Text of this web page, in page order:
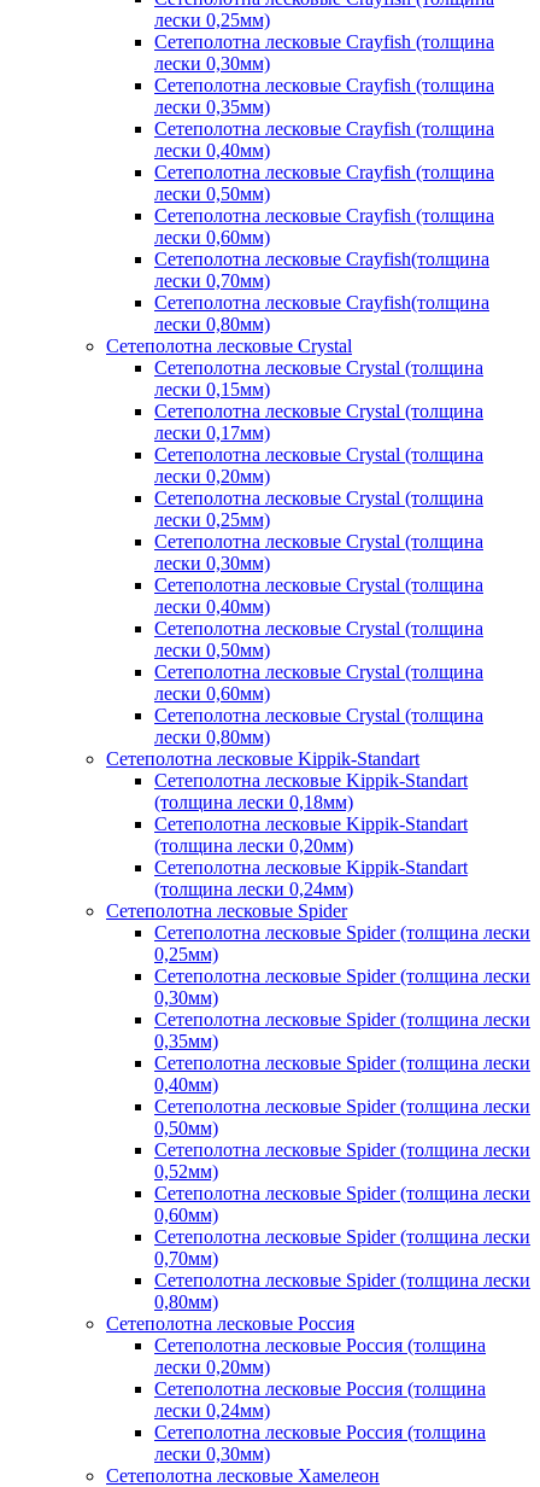
лески 0,25мм)
Сетеполотна лесковые Crayfish (толщина
лески 0,30мм)
Сетеполотна лесковые Crayfish (толщина
лески 0,35мм)
Сетеполотна лесковые Crayfish (толщина
лески 0,40мм)
Сетеполотна лесковые Crayfish (толщина
лески 0,50мм)
Сетеполотна лесковые Crayfish (толщина
лески 0,60мм)
Сетеполотна лесковые Crayfish(толщина
лески 0,70мм)
Сетеполотна лесковые Crayfish(толщина
лески 0,80мм)
Сетеполотна лесковые Crystal
Сетеполотна лесковые Crystal (толщина
лески 0,15мм)
Сетеполотна лесковые Crystal (толщина
лески 0,17мм)
Сетеполотна лесковые Crystal (толщина
лески 0,20мм)
Сетеполотна лесковые Crystal (толщина
лески 0,25мм)
Сетеполотна лесковые Crystal (толщина
лески 0,30мм)
Сетеполотна лесковые Crystal (толщина
лески 0,40мм)
Сетеполотна лесковые Crystal (толщина
лески 0,50мм)
Сетеполотна лесковые Crystal (толщина
лески 0,60мм)
Сетеполотна лесковые Crystal (толщина
лески 0,80мм)
Сетеполотна лесковые Kippik-Standart
Сетеполотна лесковые Kippik-Standart
(толщина лески 0,18мм)
Сетеполотна лесковые Kippik-Standart
(толщина лески 0,20мм)
Сетеполотна лесковые Kippik-Standart
(толщина лески 0,24мм)
Сетеполотна лесковые Spider
Сетеполотна лесковые Spider (толщина лески
0,25мм)
Сетеполотна лесковые Spider (толщина лески
0,30мм)
Сетеполотна лесковые Spider (толщина лески
0,35мм)
Сетеполотна лесковые Spider (толщина лески
0,40мм)
Сетеполотна лесковые Spider (толщина лески
0,50мм)
Сетеполотна лесковые Spider (толщина лески
0,52мм)
Сетеполотна лесковые Spider (толщина лески
0,60мм)
Сетеполотна лесковые Spider (толщина лески
0,70мм)
Сетеполотна лесковые Spider (толщина лески
0,80мм)
Сетеполотна лесковые Россия
Сетеполотна лесковые Россия (толщина
лески 0,20мм)
Сетеполотна лесковые Россия (толщина
лески 0,24мм)
Сетеполотна лесковые Россия (толщина
лески 0,30мм)
Сетеполотна лесковые Хамелеон